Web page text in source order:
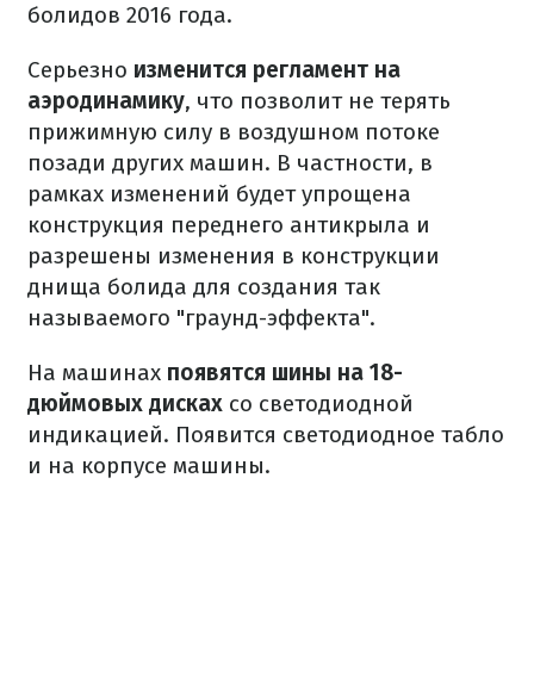
болидов 2016 года.
Серьезно изменится регламент на
аэродинамику, что позволит не терять
прижимную силу в воздушном потоке
позади других машин. В частности, в
рамках изменений будет упрощена
конструкция переднего антикрыла и
разрешены изменения в конструкции
днища болида для создания так
называемого "граунд-эффекта".
На машинах появятся шины на 18-
дюймовых дисках со светодиодной
индикацией. Появится светодиодное табло
и на корпусе машины.